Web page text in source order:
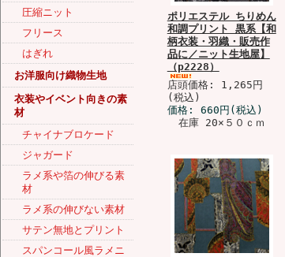
圧縮ニット
フリース
はぎれ
お洋服向け織物生地
衣装やイベント向きの素
材
チャイナブロケード
ジャガード
ラメ系や箔の伸びる素
材
ラメ系の伸びない素材
サテン無地とプリント
スパンコール風ラメニ
ポリエステル ちりめん
和調プリント 黒系【和
柄衣装・羽織・販売作
品に／ニット生地屋】
（p2228）
店頭価格: 1,265円
(税込)
価格: 660円 (税込)
在庫 20×５０ｃｍ